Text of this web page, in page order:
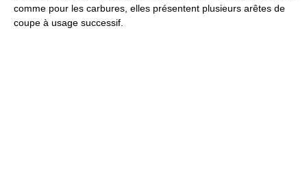
comme pour les carbures, elles présentent plusieurs arêtes de
coupe à usage successif.